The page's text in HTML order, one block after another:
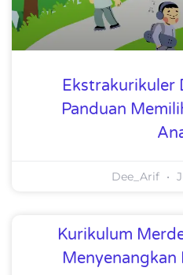
Ekstrakurikuler
Panduan
Dee_Arif
Kurikulum
Menyenangkan